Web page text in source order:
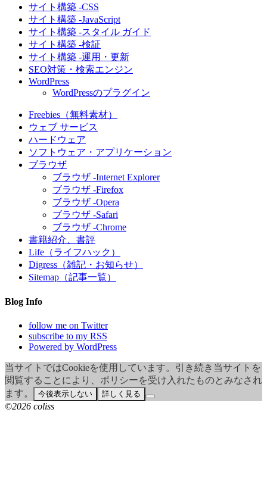
サイト構築 -CSS
サイト構築 -JavaScript
サイト構築 -スタイル ガイド
サイト構築 -検証
サイト構築 -運用・更新
SEO対策・検索エンジン
WordPress
WordPressのプラグイン
Freebies（無料素材）
ウェブ サービス
ハードウェア
ソフトウェア・アプリケーション
ブラウザ
ブラウザ -Internet Explorer
ブラウザ -Firefox
ブラウザ -Opera
ブラウザ -Safari
ブラウザ -Chrome
書籍紹介、書評
Life（ライフハック）
Digress（雑記・お知らせ）
Sitemap（記事一覧）
Blog Info
follow me on Twitter
subscribe to my RSS
Powered by WordPress
当サイトではCookieを使用しています。引き続き当サイトを
閲覧することにより、ポリシーを受け入れたものとみなされ
ます。
今後表示しない 詳しく見る
©2026 coliss